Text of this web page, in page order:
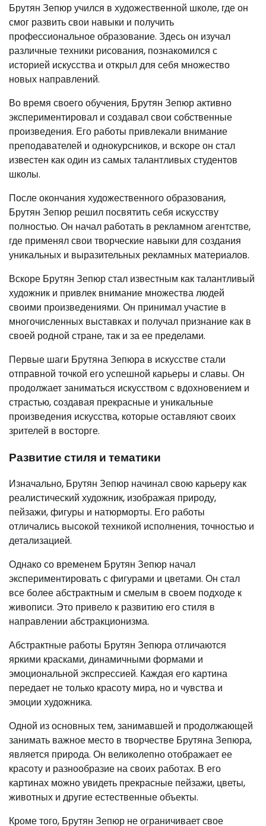
Брутян Зепюр учился в художественной школе, где он
смог развить свои навыки и получить
профессиональное образование. Здесь он изучал
различные техники рисования, познакомился с
историей искусства и открыл для себя множество
новых направлений.
Во время своего обучения, Брутян Зепюр активно
экспериментировал и создавал свои собственные
произведения. Его работы привлекали внимание
преподавателей и однокурсников, и вскоре он стал
известен как один из самых талантливых студентов
школы.
После окончания художественного образования,
Брутян Зепюр решил посвятить себя искусству
полностью. Он начал работать в рекламном агентстве,
где применял свои творческие навыки для создания
уникальных и выразительных рекламных материалов.
Вскоре Брутян Зепюр стал известным как талантливый
художник и привлек внимание множества людей
своими произведениями. Он принимал участие в
многочисленных выставках и получал признание как в
своей родной стране, так и за ее пределами.
Первые шаги Брутяна Зепюра в искусстве стали
отправной точкой его успешной карьеры и славы. Он
продолжает заниматься искусством с вдохновением и
страстью, создавая прекрасные и уникальные
произведения искусства, которые оставляют своих
зрителей в восторге.
Развитие стиля и тематики
Изначально, Брутян Зепюр начинал свою карьеру как
реалистический художник, изображая природу,
пейзажи, фигуры и натюрморты. Его работы
отличались высокой техникой исполнения, точностью и
детализацией.
Однако со временем Брутян Зепюр начал
экспериментировать с фигурами и цветами. Он стал
все более абстрактным и смелым в своем подходе к
живописи. Это привело к развитию его стиля в
направлении абстракционизма.
Абстрактные работы Брутян Зепюра отличаются
яркими красками, динамичными формами и
эмоциональной экспрессией. Каждая его картина
передает не только красоту мира, но и чувства и
эмоции художника.
Одной из основных тем, занимавшей и продолжающей
занимать важное место в творчестве Брутяна Зепюра,
является природа. Он великолепно отображает ее
красоту и разнообразие на своих работах. В его
картинах можно увидеть прекрасные пейзажи, цветы,
животных и другие естественные объекты.
Кроме того, Брутян Зепюр не ограничивает свое